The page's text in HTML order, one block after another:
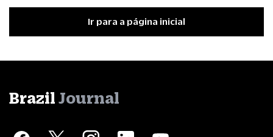
Ir para a página inicial
Brazil Journal